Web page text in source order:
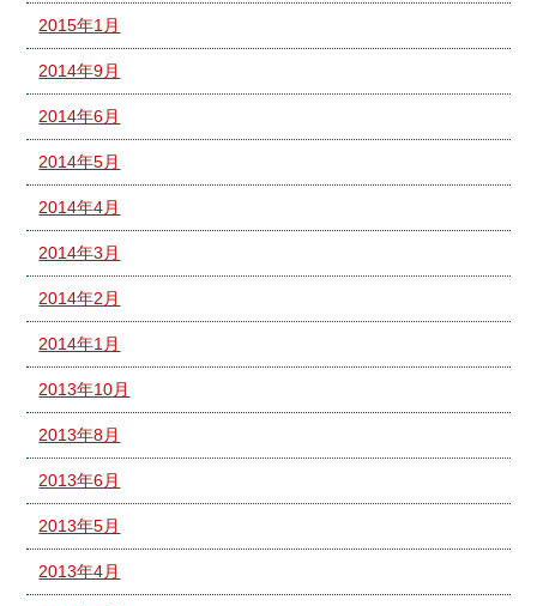
2015年1月
2014年9月
2014年6月
2014年5月
2014年4月
2014年3月
2014年2月
2014年1月
2013年10月
2013年8月
2013年6月
2013年5月
2013年4月